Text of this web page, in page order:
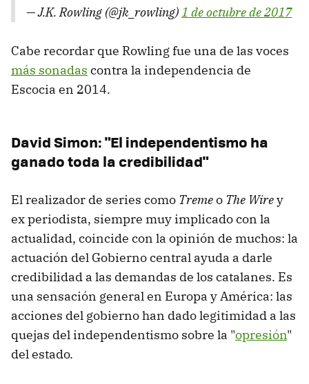
— J.K. Rowling (@jk_rowling)1 de octubre de 2017
Cabe recordar que Rowling fue una de las voces
más sonadas contra la independencia de
Escocia en 2014.
David Simon: "El independentismo ha
ganado toda la credibilidad"
El realizador de series como Tremeo The Wirey
ex periodista, siempre muy implicado con la
actualidad, coincide con la opinión de muchos: la
actuación del Gobierno central ayuda a darle
credibilidad a las demandas de los catalanes. Es
una sensación general en Europa y América: las
acciones del gobierno han dado legitimidad a las
quejas del independentismo sobre la "opresión"
del estado.